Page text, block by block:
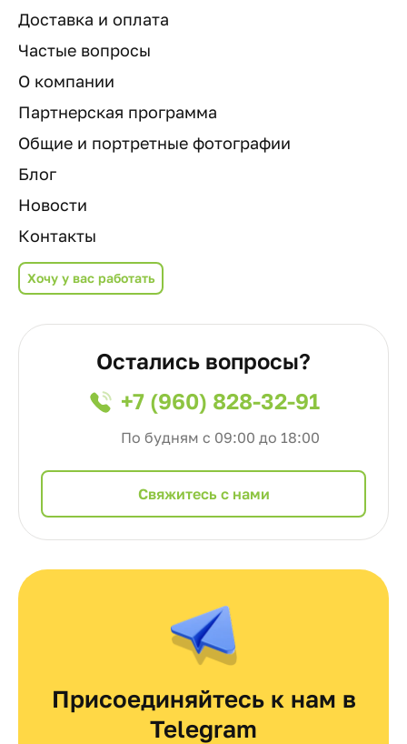
Доставка и оплата
Частые вопросы
О компании
Партнерская программа
Общие и портретные фотографии
Блог
Новости
Контакты
Хочу у вас работать
Остались вопросы?
+7 (960) 828-32-91
По будням с 09:00 до 18:00
Cвяжитесь с нами
Присоединяйтесь к нам в
Telegram